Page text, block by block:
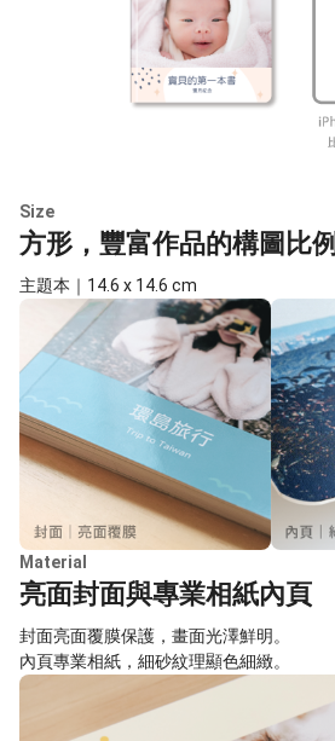
Size
方形，豐富作品的構圖比例
主題本｜14.6 x 14.6 cm
Material
亮面封面與專業相紙內頁
封面亮面覆膜保護，畫面光澤鮮明。
內頁專業相紙，細砂紋理顯色細緻。